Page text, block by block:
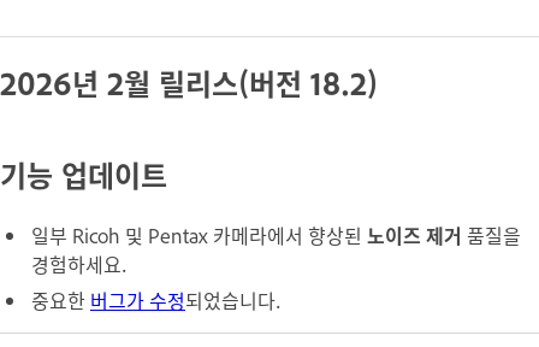
2026년 2월 릴리스(버전 18.2)
기능 업데이트
일부 Ricoh 및 Pentax 카메라에서 향상된 노이즈 제거 품질을
경험하세요.
중요한 버그가 수정되었습니다.